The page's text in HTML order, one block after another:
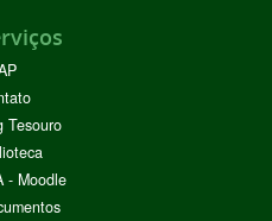
Tesouro
- Moodle